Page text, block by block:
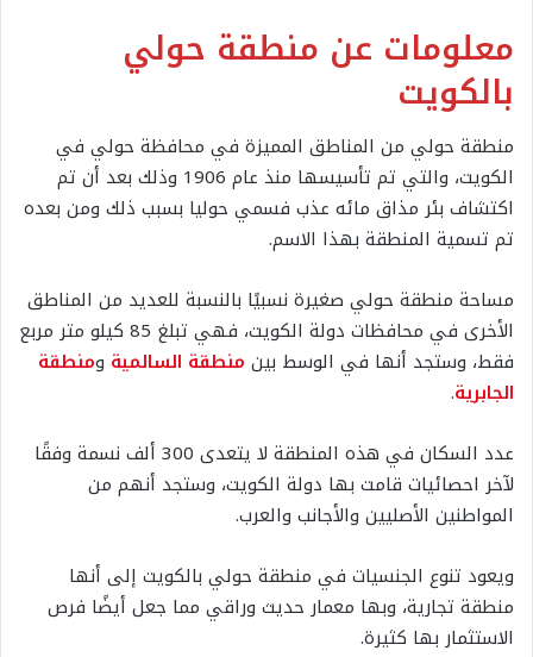
معلومات عن منطقة حولي
بالكويت
منطقة حولي من المناطق المميزة في محافظة حولي في
الكويت، والتي تم تأسيسها منذ عام 1906 وذلك بعد أن تم
اكتشاف بئر مذاق مائه عذب فسمي حوليا بسبب ذلك ومن بعده
تم تسمية المنطقة بهذا الاسم.
مساحة منطقة حولي صغيرة نسبيًا بالنسبة للعديد من المناطق
الأخرى في محافظات دولة الكويت، فهي تبلغ 85 كيلو متر مربع
فقط، وستجد أنها في الوسط بين منطقة السالمية ومنطقة
الجابرية.
عدد السكان في هذه المنطقة لا يتعدى 300 ألف نسمة وفقًا
لآخر احصائيات قامت بها دولة الكويت، وستجد أنهم من
المواطنين الأصليين والأجانب والعرب.
ويعود تنوع الجنسيات في منطقة حولي بالكويت إلى أنها
منطقة تجارية، وبها معمار حديث وراقي مما جعل أيضًا فرص
الاستثمار بها كثيرة.